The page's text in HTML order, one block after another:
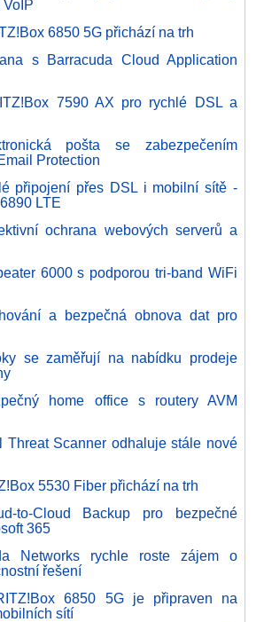
6850 5G přichází na trh
s Barracuda Cloud Application
7590 AX pro rychlé DSL a
pošta se zabezpečením
Protection
připojení přes DSL i mobilní sítě -
LTE
ochrana webových serverů a
6000 s podporou tri-band WiFi
a bezpečná obnova dat pro
se zaměřují na nabídku prodeje
home office s routery AVM
Threat Scanner odhaluje stále nové
5530 Fiber přichází na trh
to-Cloud Backup pro bezpečné
365
Networks rychle roste zájem o
řešení
6850 5G je připraven na
sítí